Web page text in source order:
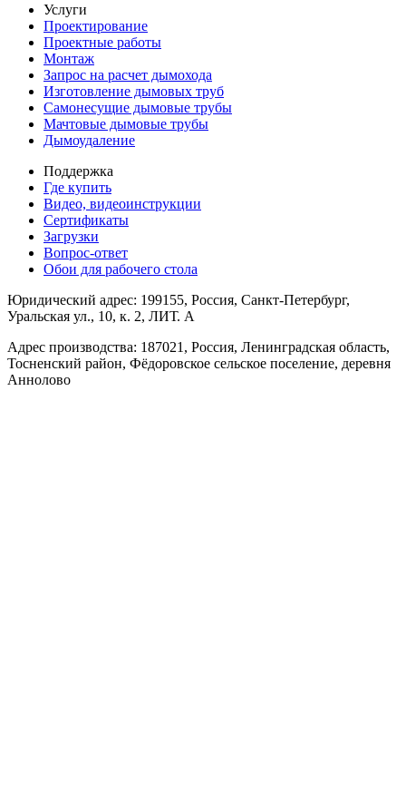
Услуги
Проектирование
Проектные работы
Монтаж
Запрос на расчет дымохода
Изготовление дымовых труб
Самонесущие дымовые трубы
Мачтовые дымовые трубы
Дымоудаление
Поддержка
Где купить
Видео, видеоинструкции
Сертификаты
Загрузки
Вопрос-ответ
Обои для рабочего стола
Юридический адрес: 199155, Россия, Санкт-Петербург,
Уральская ул., 10, к. 2, ЛИТ. А
Адрес производства: 187021, Россия, Ленинградская область,
Тосненский район, Фёдоровское сельское поселение, деревня
Аннолово